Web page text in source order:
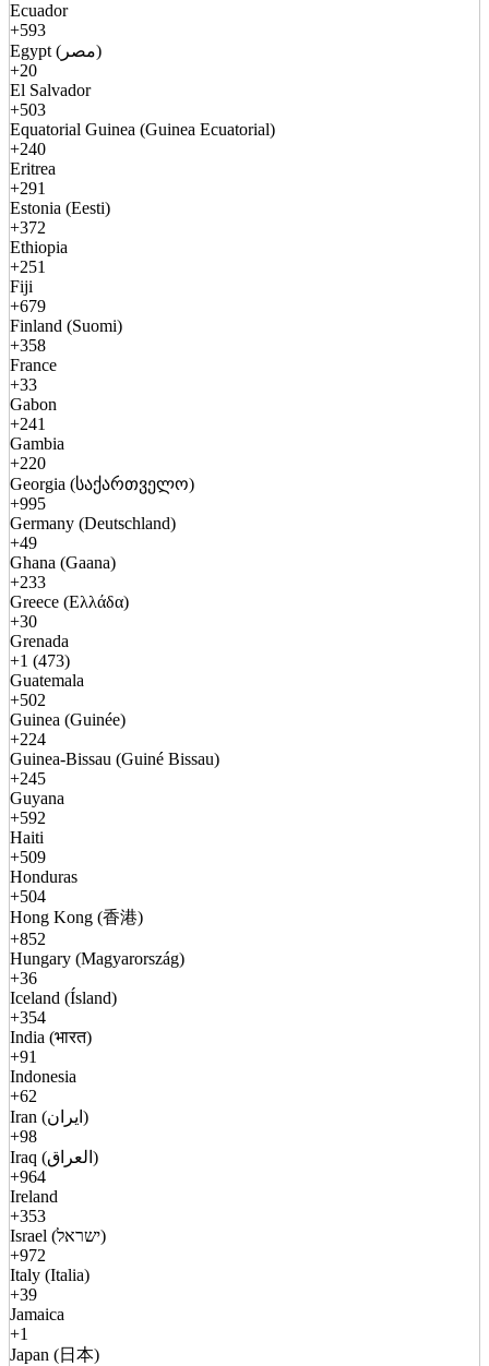
Ecuador
+593
Egypt (مصر)
+20
El Salvador
+503
Equatorial Guinea (Guinea Ecuatorial)
+240
Eritrea
+291
Estonia (Eesti)
+372
Ethiopia
+251
Fiji
+679
Finland (Suomi)
+358
France
+33
Gabon
+241
Gambia
+220
Georgia (საქართველო)
+995
Germany (Deutschland)
+49
Ghana (Gaana)
+233
Greece (Ελλάδα)
+30
Grenada
+1 (473)
Guatemala
+502
Guinea (Guinée)
+224
Guinea-Bissau (Guiné Bissau)
+245
Guyana
+592
Haiti
+509
Honduras
+504
Hong Kong (香港)
+852
Hungary (Magyarország)
+36
Iceland (Ísland)
+354
India (भारत)
+91
Indonesia
+62
Iran (ایران)
+98
Iraq (العراق)
+964
Ireland
+353
Israel (ישראל)
+972
Italy (Italia)
+39
Jamaica
+1
Japan (日本)